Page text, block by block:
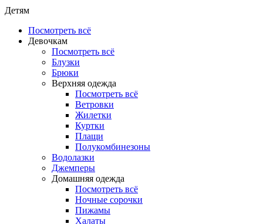
Детям
Посмотреть всё
Девочкам
Посмотреть всё
Блузки
Брюки
Верхняя одежда
Посмотреть всё
Ветровки
Жилетки
Куртки
Плащи
Полукомбинезоны
Водолазки
Джемперы
Домашняя одежда
Посмотреть всё
Ночные сорочки
Пижамы
Халаты